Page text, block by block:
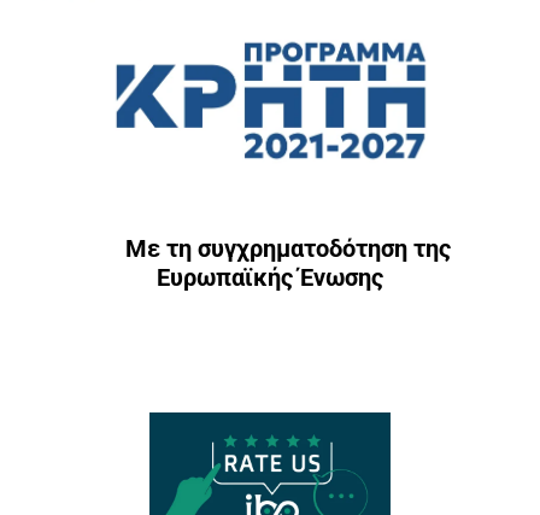
Με τη συγχρηματοδότηση της
Ευρωπαϊκής Ένωσης